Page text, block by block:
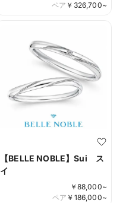
￥ 326,700~
ペア
【BELLE NOBLE】Sui ス
イ
￥ 88,000~
￥ 186,000~
ペア